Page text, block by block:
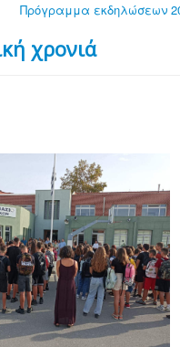
Πρόγραμμα εκδηλώσεων
χρονιά